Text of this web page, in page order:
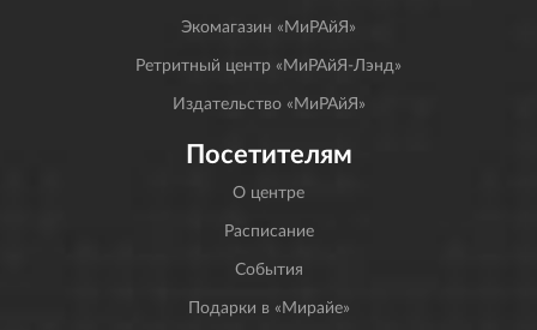
Экомагазин «МиРАйЯ»
Ретритный центр «МиРАйЯ-Лэнд»
Издательство «МиРАйЯ»
Посетителям
О центре
Расписание
События
Подарки в «Мирайе»